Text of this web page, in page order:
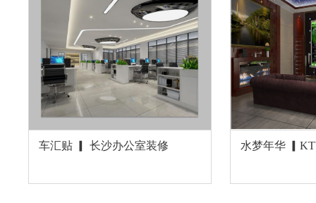
车汇贴 ▎ 长沙办公室装修 水梦年华